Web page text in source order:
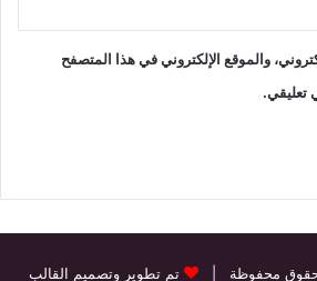
والموقع الإلكتروني في هذا المتصفح
تعليقي.
محفوظة | تم تطوير وتصميم القالب